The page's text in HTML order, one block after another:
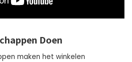
Doen
maken het winkelen